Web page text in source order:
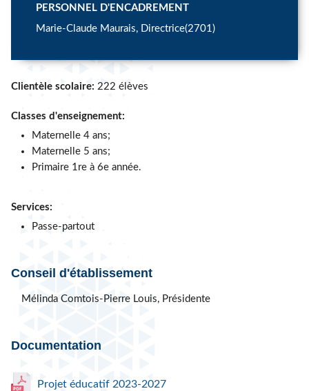
PERSONNEL D'ENCADREMENT
Marie-Claude Maurais, Directrice(2701)
Clientèle scolaire: 222 élèves
Classes d'enseignement:
Maternelle 4 ans;
Maternelle 5 ans;
Primaire 1re à 6e année.
Services:
Passe-partout
Conseil d'établissement
Mélinda Comtois-Pierre Louis, Présidente
Documentation
Projet éducatif 2023-2027